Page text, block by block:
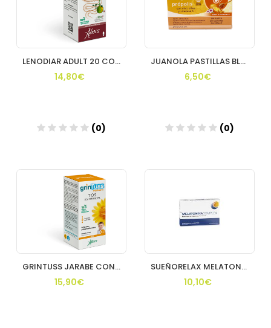
LENODIAR ADULT 20 COMPRIMIDOS
14,80€
(0)
Añadir
JUANOLA PASTILLAS BLANDAS PROPOLIS NARANJA
6,50€
(0)
GRINTUSS JARABE CON POLIRESIN PEDIATRIC 180 ML
15,90€
SUEÑORELAX MELATONINA COMPLEX 40 COMP UNIFARCO
10,10€